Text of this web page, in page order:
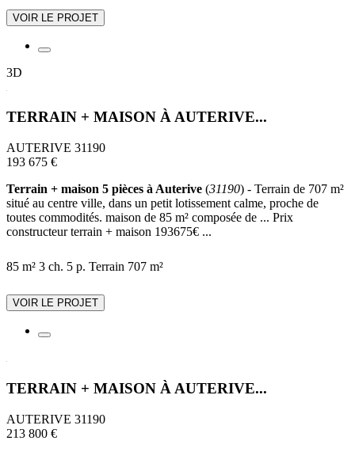
VOIR LE PROJET
3D
TERRAIN + MAISON À AUTERIVE...
AUTERIVE 31190
193 675 €
Terrain + maison 5 pièces à Auterive (31190) - Terrain de 707 m²
situé au centre ville, dans un petit lotissement calme, proche de
toutes commodités. maison de 85 m² composée de ... Prix
constructeur terrain + maison 193675€ ...
85 m² 3 ch. 5 p. Terrain 707 m²
VOIR LE PROJET
TERRAIN + MAISON À AUTERIVE...
AUTERIVE 31190
213 800 €